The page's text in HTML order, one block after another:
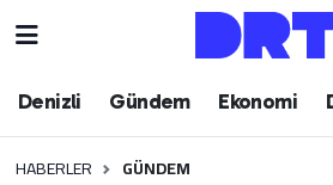
Denizli Gündem Ekonomi
HABERLER GÜNDEM
Denizli
Gündem
Hava Durumu
Trafik Durumu